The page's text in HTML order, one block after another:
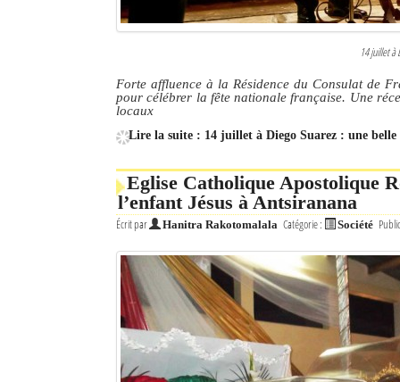
14 juillet à
Forte affluence à la Résidence du Consulat de
pour célébrer la fête nationale française. Une
locaux
Lire la suite : 14 juillet à Diego Suarez : une belle
Eglise Catholique Apostolique
l’enfant Jésus à Antsiranana
Écrit par Hanitra Rakotomalala Catégorie : Société